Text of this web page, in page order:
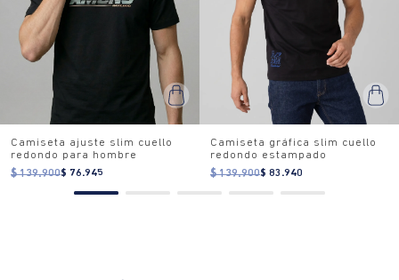
Camiseta ajuste slim cuello
redondo para hombre
$ 139.900$ 76.945
Camiseta gráfica slim cuello
redondo estampado
$ 139.900$ 83.940